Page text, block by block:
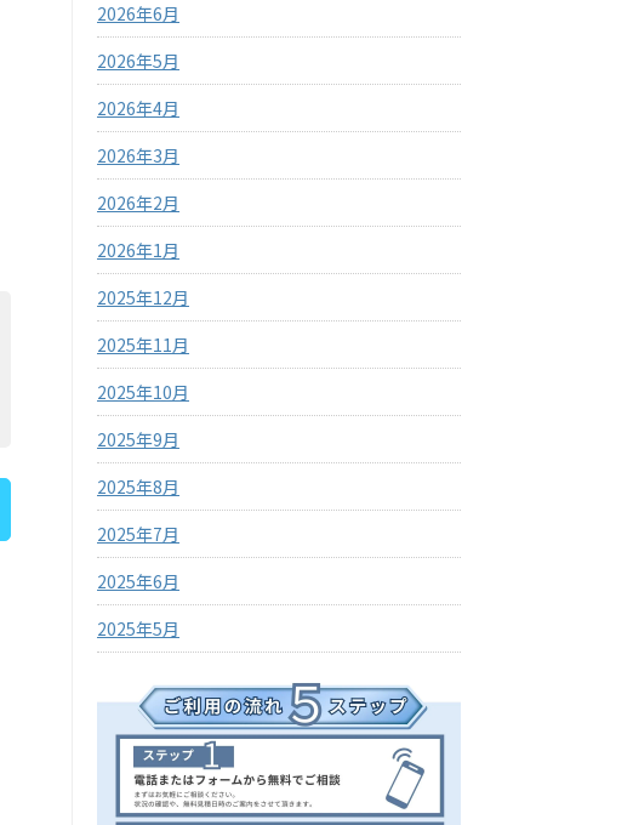
2026年6月
2026年5月
2026年4月
2026年3月
2026年2月
2026年1月
2025年12月
2025年11月
2025年10月
2025年9月
2025年8月
2025年7月
2025年6月
2025年5月